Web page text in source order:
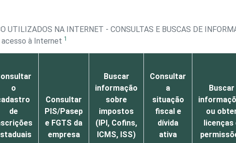
UTILIZADOS NA INTERNET - CONSULTAS E BUSCAS DE
à Internet 1
o
de
Consultar
PIS/Pasep
e FGTS da
empresa
Buscar
informação
sobre
impostos
(IPI, Cofins,
ICMS, ISS)
Consultar
a
situação
fiscal e
dívida
ativa
Buscar
ou
licenças